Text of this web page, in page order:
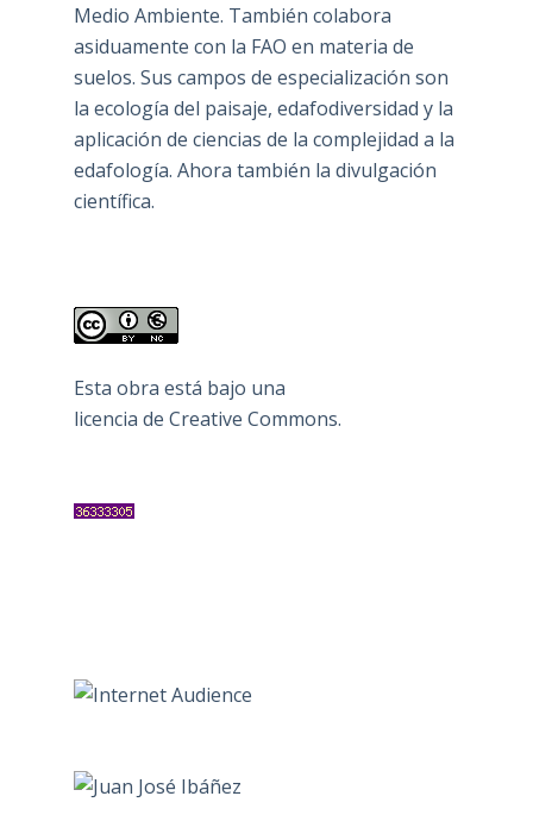
Medio Ambiente. También colabora
asiduamente con la FAO en materia de
suelos. Sus campos de especialización son
la ecología del paisaje, edafodiversidad y la
aplicación de ciencias de la complejidad a la
edafología. Ahora también la divulgación
científica.
Esta obra está bajo una
licencia de Creative Commons.